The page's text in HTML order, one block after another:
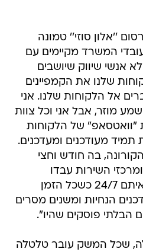
''אלון סוזי'' טמונה
המשרד מקיימים עם
אנשי שיווק שיושבים
שלנו את הקמפיינים
אל הלקוחות שלנו. אני
מוזר, אבל אני וכל צוות
"וואטסאפ" של הלקוחות
להיות תמיד מעודכנים ומעדכנים.
בה חודש וחצי
השירות עבדו
כמפעלים חיוניים - היינו איתם 24/7 כשכל הזמן
הנחיות ומשנים מסרים
הבלתי פוסקים שהיו".
שכל המשק עובר טלטלה